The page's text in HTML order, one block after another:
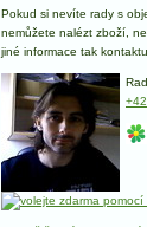
Pokud si nevíte rady s
nemůžete nalézt zboží,
jiné informace tak